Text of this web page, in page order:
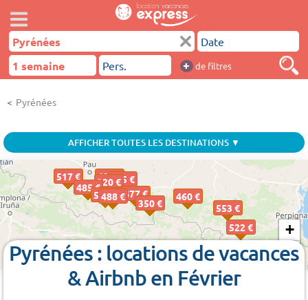
+ de filtres
Pyrénées
AFFICHER TOUTES LES DESTINATIONS ▼
320 €
350 €
425 €445 €
460 €
477 €
485 €
488 €
517 €
520 €
522 €
553 €
+
−
Pyrénées : locations de vacances
& Airbnb en Février